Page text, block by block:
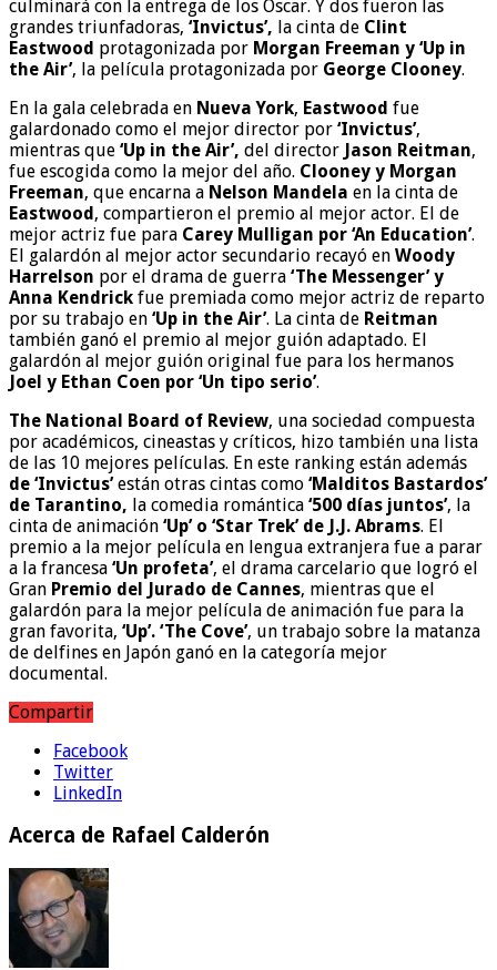
culminará con la entrega de los Oscar. Y dos fueron las
grandes triunfadoras, ‘Invictus’, la cinta de Clint
Eastwood protagonizada por Morgan Freeman y ‘Up in
the Air’, la película protagonizada por George Clooney.
En la gala celebrada en Nueva York, Eastwood fue
galardonado como el mejor director por ‘Invictus’,
mientras que ‘Up in the Air’, del director Jason Reitman,
fue escogida como la mejor del año. Clooney y Morgan
Freeman, que encarna a Nelson Mandela en la cinta de
Eastwood, compartieron el premio al mejor actor. El de
mejor actriz fue para Carey Mulligan por ‘An Education’.
El galardón al mejor actor secundario recayó en Woody
Harrelson por el drama de guerra ‘The Messenger’ y
Anna Kendrick fue premiada como mejor actriz de reparto
por su trabajo en ‘Up in the Air’. La cinta de Reitman
también ganó el premio al mejor guión adaptado. El
galardón al mejor guión original fue para los hermanos
Joel y Ethan Coen por ‘Un tipo serio’.
The National Board of Review, una sociedad compuesta
por académicos, cineastas y críticos, hizo también una lista
de las 10 mejores películas. En este ranking están además
de ‘Invictus’están otras cintas como ‘Malditos Bastardos’
de Tarantino, la comedia romántica ‘500 días juntos’, la
cinta de animación ‘Up’ o ‘Star Trek’ de J.J. Abrams. El
premio a la mejor película en lengua extranjera fue a parar
a la francesa ‘Un profeta’, el drama carcelario que logró el
Gran Premio del Jurado de Cannes, mientras que el
galardón para la mejor película de animación fue para la
gran favorita, ‘Up’. ‘The Cove’, un trabajo sobre la matanza
de delfines en Japón ganó en la categoría mejor
documental.
Compartir
Facebook
Twitter
LinkedIn
Acerca de Rafael Calderón